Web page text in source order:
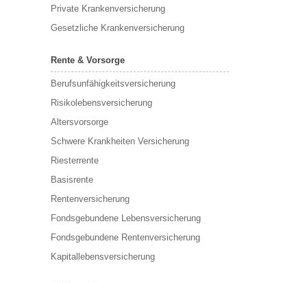
Private Krankenversicherung
Gesetzliche Krankenversicherung
Rente & Vorsorge
Berufs­unfähigkeitsversicherung
Risikolebensversicherung
Altersvorsorge
Schwere Krankheiten Versicherung
Riesterrente
Basisrente
Rentenversicherung
Fondsgebundene Lebensversicherung
Fondsgebundene Rentenversicherung
Kapitallebensversicherung